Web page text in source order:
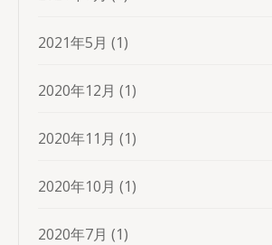
2021年5月 (1)
2020年12月 (1)
2020年11月 (1)
2020年10月 (1)
2020年7月 (1)